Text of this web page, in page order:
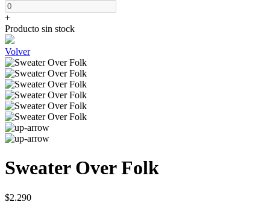
+
Producto sin stock
Volver
Sweater Over Folk
$2.290